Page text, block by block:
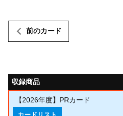
前のカード
収録商品
【2026年度】PRカード